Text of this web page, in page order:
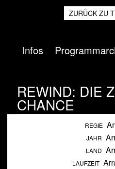
ZURÜCK ZU
Infos
REWIND: DIE
CHANCE
REGIE
JAHR
LAND
LAUFZEIT